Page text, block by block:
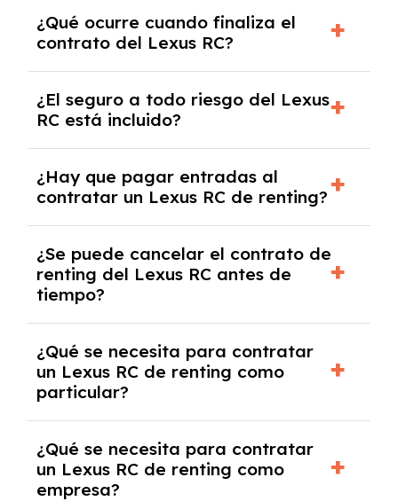
contrato y puede variar entre 10,000 y
30,000 km anuales. Si excedes ese límite,
puede haber un cargo adicional.
¿Qué ocurre cuando finaliza el
contrato del Lexus RC?
coche, renovarlo por uno nuevo o, en algunos
casos, comprarlo a un precio previamente
acordado.
¿El seguro a todo riesgo del Lexus
RC está incluido?
RC con el seguro a todo riesgo sin franquicia
incluido dentro de las cuotas mensuales.
¿Hay que pagar entradas al
contratar un Lexus RC de renting?
tendrás que pagar ningún tipo de entrada
salvo en casos que lo exija el proveedor
debido al resultado del estudio de viabilidad
económica.
¿Se puede cancelar el contrato de
renting del Lexus RC antes de
tiempo?
pero puede haber penalizaciones por
cancelación anticipada. Es importante revisar
las condiciones del contrato y hablar con un
experto que te asesore.
¿Qué se necesita para contratar
un Lexus RC de renting como
particular?
y, en algunos casos, una consulta de solvencia
crediticia y un pago inicial.
¿Qué se necesita para contratar
un Lexus RC de renting como
empresa?